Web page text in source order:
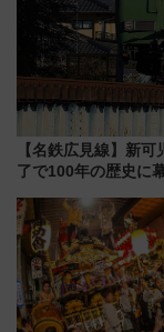
【名鉄広見線】新
了で100年の歴史に